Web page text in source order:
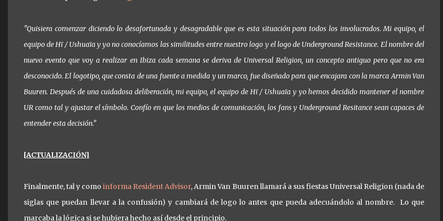
"Quisiera comenzar diciendo lo desafortunada y desagradable que es esta situación para todos los involucrados. Mi equipo, el
equipo de Hï / Ushuaïa y yo no conocíamos las similitudes entre nuestro logo y el logo de Underground Resistance. El nombre del
nuevo evento que voy a realizar en Ibiza cada semana se deriva de Universal Religion, un concepto antiguo pero que no era
desconocido. El logotipo, que consta de una fuente a medida y un marco, fue diseñado para que encajara con la marca Armin Van
Buuren. Después de una cuidadosa deliberación, mi equipo, el equipo de Hï / Ushuaïa y yo hemos decidido mantener el nombre
UR como tal y ajustar el símbolo. Confío en que los medios de comunicación, los fans y Underground Resitance sean capaces de
entender esta decisión."
[ACTUALIZACIÓN]
Finalmente, tal y comoinforma Resident Advisor, Armin Van Buuren llamará a sus fiestas Universal Religion (nada de
siglas que puedan llevar a la confusión) y cambiará de logo lo antes que pueda adecuándolo al nombre.
Lo que
marcaba la lógica si se hubiera hecho así desde el principio.